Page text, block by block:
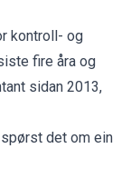
kontroll- og
fire åra og
sidan 2013,
det om ein